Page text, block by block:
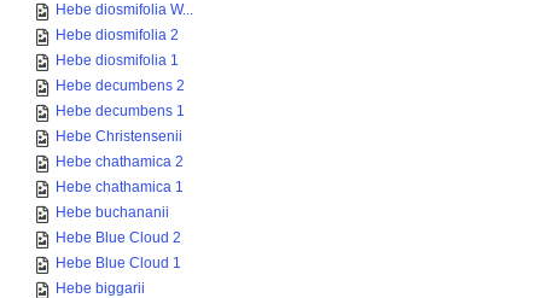
Hebe diosmifolia W...
Hebe diosmifolia 2
Hebe diosmifolia 1
Hebe decumbens 2
Hebe decumbens 1
Hebe Christensenii
Hebe chathamica 2
Hebe chathamica 1
Hebe buchananii
Hebe Blue Cloud 2
Hebe Blue Cloud 1
Hebe biggarii